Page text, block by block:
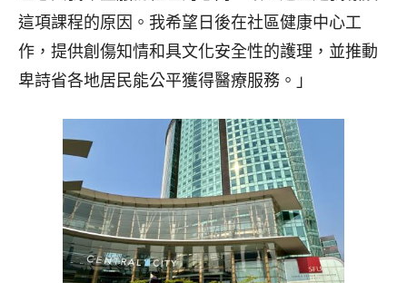
這項課程的原因。我希望日後在社區健康中心工
作， 提供創傷知情和具文化安全性的護理， 並推動
卑詩省各地居民能公平獲得醫療服務。」